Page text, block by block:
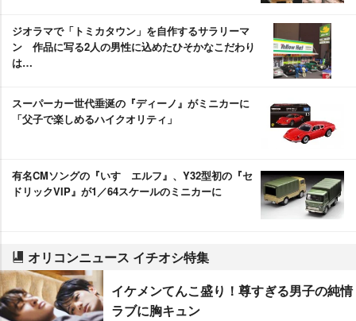
ジオラマで「トミカタウン」を自作するサラリーマ
ン 作品に写る2人の男性に込めたひそかなこだわり
は…
スーパーカー世代垂涎の『ディーノ』がミニカーに
「父子で楽しめるハイクオリティ」
有名CMソングの『いすゞエルフ』、Y32型初の『セ
ドリックVIP』が1／64スケールのミニカーに
オリコンニュース イチオシ特集
イケメンてんこ盛り！尊すぎる男子の純情
ラブに胸キュン